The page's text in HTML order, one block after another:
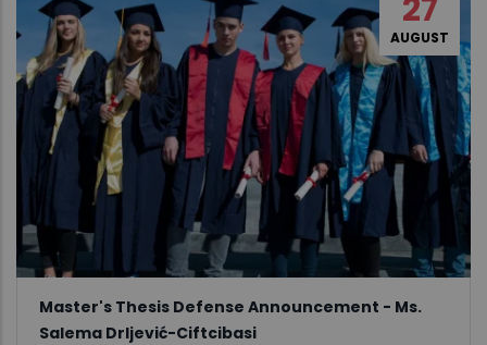
27
AUGUST
Master's Thesis Defense Announcement - Ms.
Salema Drljević-Ciftcibasi